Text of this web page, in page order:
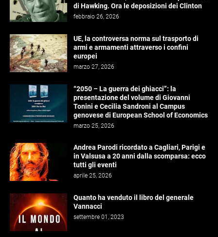
di Hawking. Ora le deposizioni dei Clinton
febbraio 26, 2026
UE, la controversa norma sul trasporto di
armi e armamenti attraverso i confini
europei
marzo 27, 2026
“2050 – La guerra dei ghiacci”: la
presentazione del volume di Giovanni
Tonini e Cecilia Sandroni al Campus
genovese di European School of Economics
marzo 25, 2026
Andrea Parodi ricordato a Cagliari, Parigi e
in Valsusa a 20 anni dalla scomparsa: ecco
tutti gli eventi
aprile 25, 2026
Quanto ha venduto il libro del generale
Vannacci
settembre 01, 2023